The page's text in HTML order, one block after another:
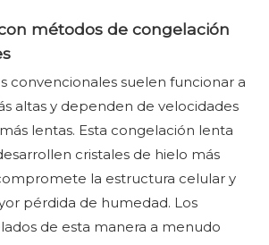
métodos de congelación
convencionales suelen funcionar a
altas y dependen de velocidades
lentas. Esta congelación lenta
cristales de hielo más
la estructura celular y
pérdida de humedad. Los
de esta manera a menudo